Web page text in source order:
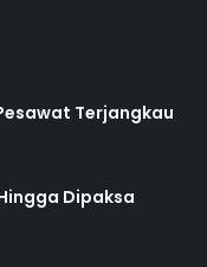
Terjangkau
Dipaksa